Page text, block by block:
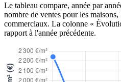
Le tableau compare, année par
nombre de ventes pour les
commerciaux. La colonne «
rapport à l'année précédente.